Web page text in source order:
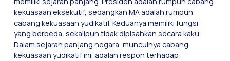
kekuasaan eksekutif, sedangkan MA adalah rumpun
cabang kekuasaan yudikatif. Keduanya memiliki fungsi
yang berbeda, sekalipun tidak dipisahkan secara kaku.
Dalam sejarah panjang negara, munculnya cabang
kekuasaan yudikatif ini, adalah respon terhadap